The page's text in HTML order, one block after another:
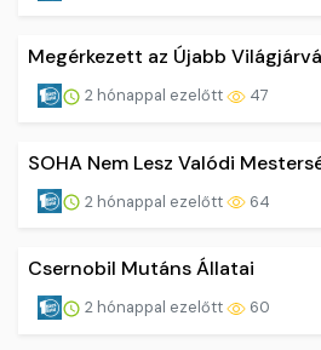
Megérkezett az Újabb
2 hónappal ezelőtt 47
SOHA Nem Lesz Valódi
2 hónappal ezelőtt 64
Csernobil Mutáns Állatai
2 hónappal ezelőtt 60